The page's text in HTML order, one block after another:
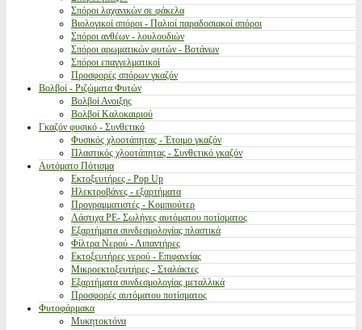
Σπόροι λαχανικών σε φάκελα
Βιολογικοί σπόροι - Παλιοί παραδοσιακοί σπόροι
Σπόροι ανθέων - λουλουδιών
Σπόροι αρωματικών φυτών - Βοτάνων
Σπόροι επαγγελματικοί
Προσφορές σπόρων γκαζόν
Βολβοί - Ριζώματα Φυτών
Βολβοί Ανοιξης
Βολβοί Καλοκαιριού
Γκαζόν φυσικό - Συνθετικό
Φυσικός χλοοτάπητας - Έτοιμο γκαζόν
Πλαστικός χλοοτάπητας - Συνθετικό γκαζόν
Αυτόματο Πότισμα
Εκτοξευτήρες - Pop Up
Ηλεκτροβάνες - εξαρτήματα
Προγραμματιστές - Κομπιούτερ
Λάστιχα PE- Σωλήνες αυτόματου ποτίσματος
Εξαρτήματα συνδεσμολογίας πλαστικά
Φίλτρα Νερού - Λιπαντήρες
Εκτοξευτήρες νερού - Επιφανείας
Μικροεκτοξευτήρες - Σταλάκτες
Εξαρτήματα συνδεσμολογίας μεταλλικά
Προσφορές αυτόματου ποτίσματος
Φυτοφάρμακα
Μυκητοκτόνα